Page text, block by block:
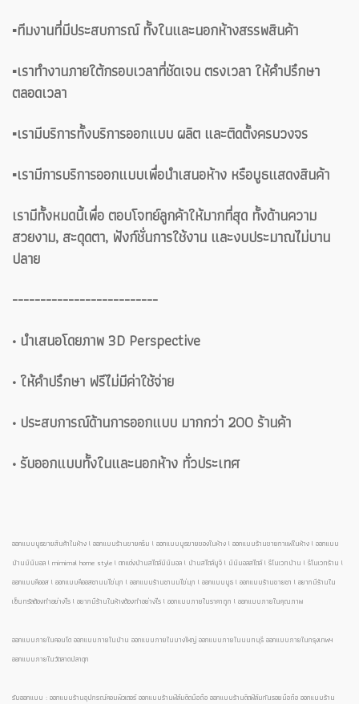
▪️ทีมงานที่มีประสบการณ์ ทั้งในและนอกห้างสรรพสินค้า
▪️เราทำงานภายใต้กรอบเวลาที่ชัดเจน ตรงเวลา ให้คำปรึกษา
ตลอดเวลา
▪️เรามีบริการทั้งบริการออกแบบ ผลิต และติดตั้งครบวงจร
▪️เรามีการบริการออกแบบเพื่อนำเสนอห้าง หรือบูธแสดงสินค้า
เรามีทั้งหมดนี้เพื่อ ตอบโจทย์ลูกค้าให้มากที่สุด ทั้งด้านความ
สวยงาม, สะดุดตา, ฟังก์ชั่นการใช้งาน และงบประมาณไม่บาน
ปลาย
--------------------------
• นำเสนอโดยภาพ 3D Perspective
• ให้คำปรึกษา ฟรีไม่มีค่าใช้จ่าย
• ประสบการณ์ด้านการออกแบบ มากกว่า 200 ร้านค้า
• รับออกแบบทั้งในและนอกห้าง ทั่วประเทศ
ออกแบบบูธขายสินค้าในห้าง l ออกแบบร้านขายครีม l ออกแบบบูธขายของในห้าง l ออกแบบร้านขายกาแฟในห้าง l ออกแบบ
บ้านมินิมอล l mimimal home style l ตกแต่งบ้านสไตล์มินิมอล l บ้านสไตล์มูจิ l มินิมอลสไตล์ l รีโนเวทบ้าน l รีโนเวทร้าน l
ออกแบบคีออส l ออกแบบคีออสชานมไข่มุก l ออกแบบร้านชานมไข่มุก l ออกแบบบูธ l ออกแบบร้านขายชา l อยากมีร้านใน
เซ็นทรัลต้องทำอย่างไร l อยากมีร้านในห้างต้องทำอย่างไร l ออกแบบภายในราคาถูก l ออกแบบภายในคุณภาพ
ออกแบบภายในคอนโด ออกแบบภายในบ้าน ออกแบบภายในบางใหญ่ ออกแบบภายในนนทบุรี ออกแบบภายในกรุงเทพฯ
ออกแบบภายในวัดลาดปลาดุก
รับออกแบบ : ออกแบบร้านอุปกรณ์คอมพิวเตอร์ ออกแบบร้านฟิล์มติดมือถือ ออกแบบร้านติดฟิล์มกันรอยมือถือ ออกแบบร้าน